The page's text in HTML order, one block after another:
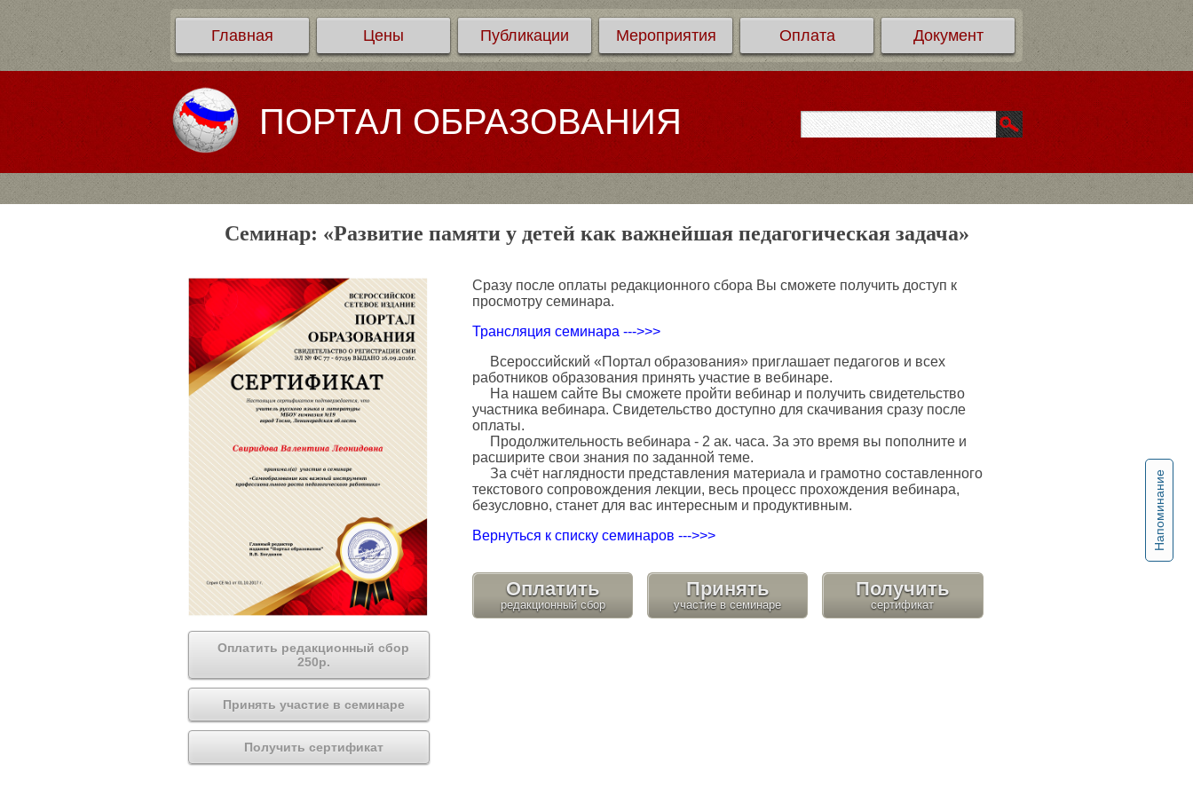
Главная Цены Публикации Мероприятия Оплата Документ
ПОРТАЛ ОБРАЗОВАНИЯ
Напоминание
Семинар: «Развитие памяти у детей как важнейшая педагогическая задача»
Оплатить редакционный сбор
250р.
Принять участие в семинаре
Получить сертификат
Сразу после оплаты редакционного сбора Вы сможете получить доступ к
просмотру семинара.
Трансляция семинара --->>>
Всероссийский «Портал образования» приглашает педагогов и всех
работников образования принять участие в вебинаре.
На нашем сайте Вы сможете пройти вебинар и получить свидетельство
участника вебинара. Свидетельство доступно для скачивания сразу после
оплаты.
Продолжительность вебинара - 2 ак. часа. За это время вы пополните и
расширите свои знания по заданной теме.
За счёт наглядности представления материала и грамотно составленного
текстового сопровождения лекции, весь процесс прохождения вебинара,
безусловно, станет для вас интересным и продуктивным.
Вернуться к списку семинаров --->>>
Оплатить
редакционный сбор
Принять
участие в семинаре
Получить